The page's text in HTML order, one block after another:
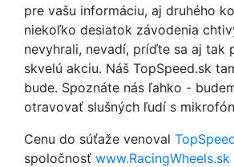
pre vašu informáciu, aj druhého
niekoľko desiatok závodenia
nevyhrali, nevadí, príďte sa aj tak
skvelú akciu. Náš TopSpeed.sk
bude. Spoznáte nás ľahko -
otravovať slušných ľudí s
Cenu do súťaže venoval
spoločnosť www.RacingWheels.sk